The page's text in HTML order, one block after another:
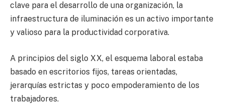
clave para el desarrollo de una organización, la
infraestructura de iluminación es un activo importante
y valioso para la productividad corporativa.
A principios del siglo XX, el esquema laboral estaba
basado en escritorios fijos, tareas orientadas,
jerarquías estrictas y poco empoderamiento de los
trabajadores.